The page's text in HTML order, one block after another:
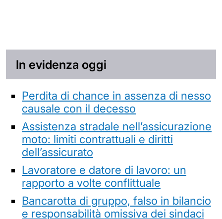
In evidenza oggi
Perdita di chance in assenza di nesso
causale con il decesso
Assistenza stradale nell’assicurazione
moto: limiti contrattuali e diritti
dell’assicurato
Lavoratore e datore di lavoro: un
rapporto a volte conflittuale
Bancarotta di gruppo, falso in bilancio
e responsabilità omissiva dei sindaci